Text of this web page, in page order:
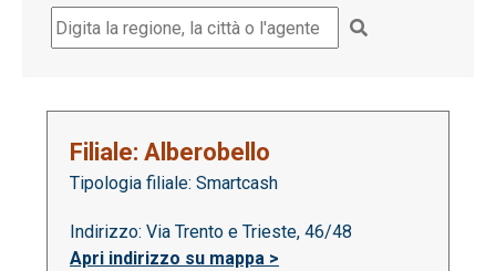
Filiale: Alberobello
Tipologia filiale: Smartcash
Indirizzo: Via Trento e Trieste, 46/48
Apri indirizzo su mappa >